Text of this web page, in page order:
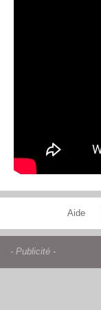
Aide
- Publicité -